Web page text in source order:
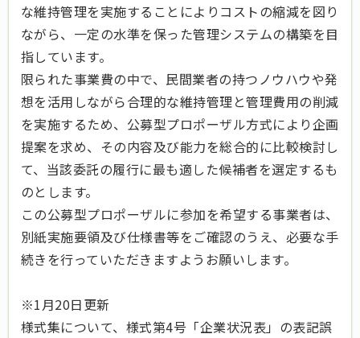
な維持管理を実施することによりコストの縮減を図り
ながら、一定の水準を保った管理システムの構築を目
指しています。
限られた事業費の中で、民間業者の持つノウハウや発
想を活用しながら合理的な維持管理と管理費用の削減
を実施するため、公募型プロポーザル方式により企画
提案を求め、その内容及び能力を総合的に比較検討し
て、当該委託の履行に最も適した候補者を選定するも
のとします。
この公募型プロポーザルに参加を希望する事業者は、
別紙実施要領及び仕様書等をご確認のうえ、必要な手
続きを行っていただきますようお願いします。
※1月20日更新
様式集について、様式第4号「企業状況表」の表記誤